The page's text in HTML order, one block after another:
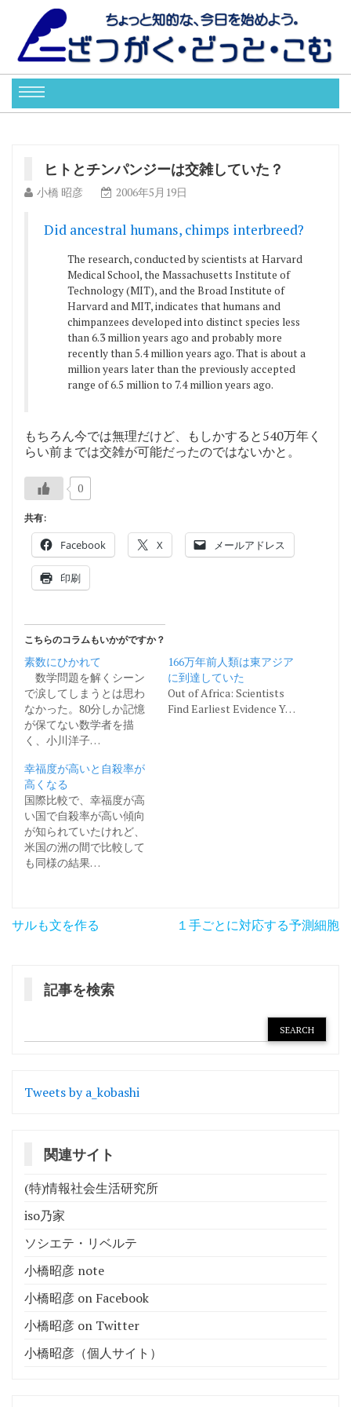
ヒトとチンパンジーは交雑していた？
小橋 昭彦 2006年5月19日
Did ancestral humans, chimps interbreed?
The research, conducted by scientists at Harvard
Medical School, the Massachusetts Institute of
Technology (MIT), and the Broad Institute of
Harvard and MIT, indicates that humans and
chimpanzees developed into distinct species less
than 6.3 million years ago and probably more
recently than 5.4 million years ago. That is about a
million years later than the previously accepted
range of 6.5 million to 7.4 million years ago.
もちろん今では無理だけど、もしかすると540万年く
らい前までは交雑が可能だったのではないかと。
0
共有:
Facebook X メールアドレス
印刷
こちらのコラムもいかがですか？
素数にひかれて
数学問題を解くシーン
で涙してしまうとは思わ
なかった。80分しか記憶
が保てない数学者を描
く、小川洋子…
166万年前人類は東アジア
に到達していた
Out of Africa: Scientists
Find Earliest Evidence Y…
幸福度が高いと自殺率が
高くなる
国際比較で、幸福度が高
い国で自殺率が高い傾向
が知られていたけれど、
米国の洲の間で比較して
も同様の結果…
投
ー
ョ
サルも文を作る １手ごとに対応する予測細胞
記事を検索
Tweets by a_kobashi
関連サイト
(特)情報社会生活研究所
iso乃家
ソシエテ・リベルテ
小橋昭彦 note
小橋昭彦 on Facebook
小橋昭彦 on Twitter
小橋昭彦（個人サイト）